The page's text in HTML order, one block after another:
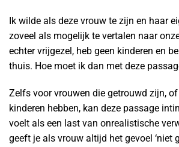
Ik wilde als deze vrouw te zijn en haar
zoveel als mogelijk te vertalen naar
echter vrijgezel, heb geen kinderen en
thuis. Hoe moet ik dan met deze
Zelfs voor vrouwen die getrouwd zijn,
kinderen hebben, kan deze passage
voelt als een last van onrealistische
geeft je als vrouw altijd het gevoel ‘niet